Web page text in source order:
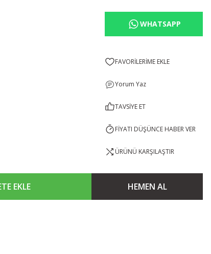
WHATSAPP
Yorum Yaz
TAVSİYE ET
FİYATI DÜŞÜNCE HABER VER
ÜRÜNÜ KARŞILAŞTIR
EKLE HEMEN AL